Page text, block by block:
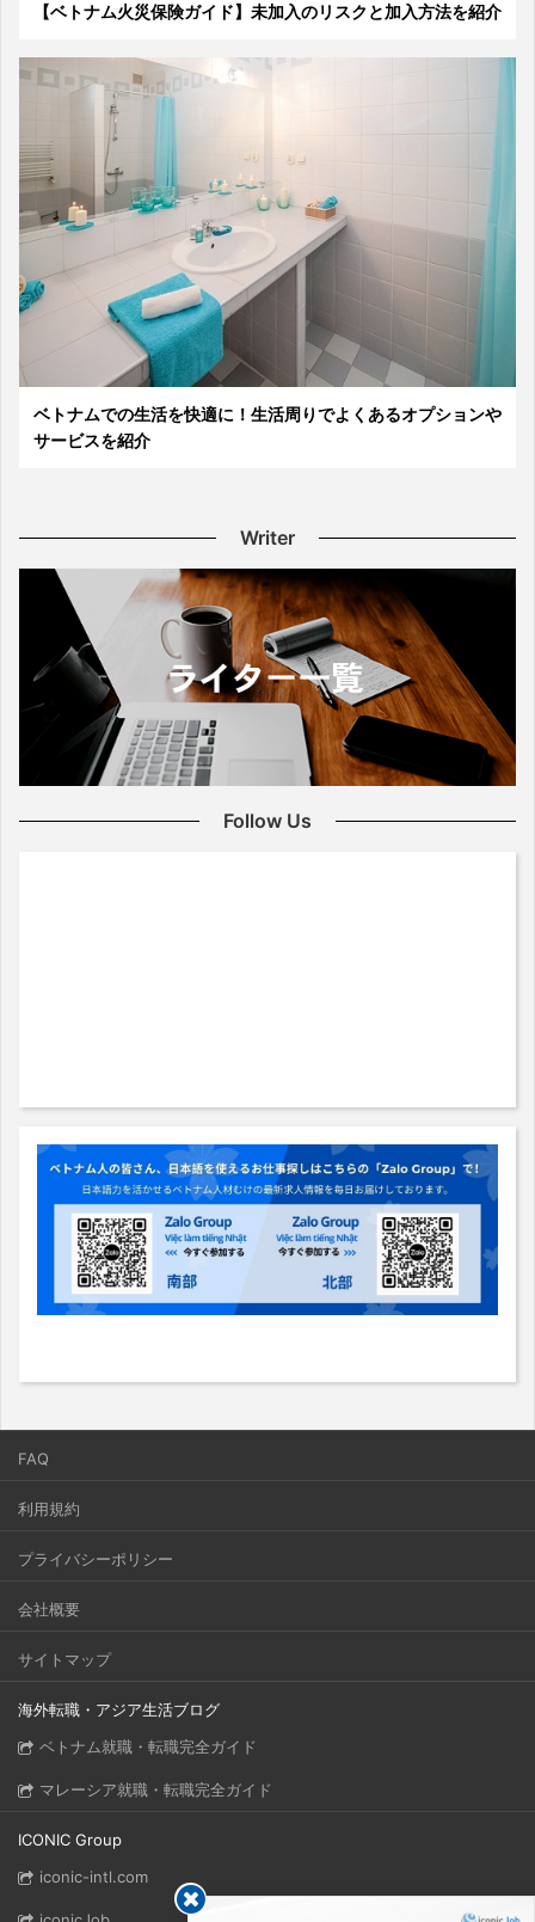
【ベトナム火災保険ガイド】未加入のリスクと加入方法を紹介
ベトナムでの生活を快適に！生活周りでよくあるオプションや
サービスを紹介
Writer
Follow Us
FAQ
利用規約
プライバシーポリシー
会社概要
サイトマップ
海外転職・アジア生活ブログ
ベトナム就職・転職完全ガイド
マレーシア就職・転職完全ガイド
ICONIC Group
iconic-intl.com